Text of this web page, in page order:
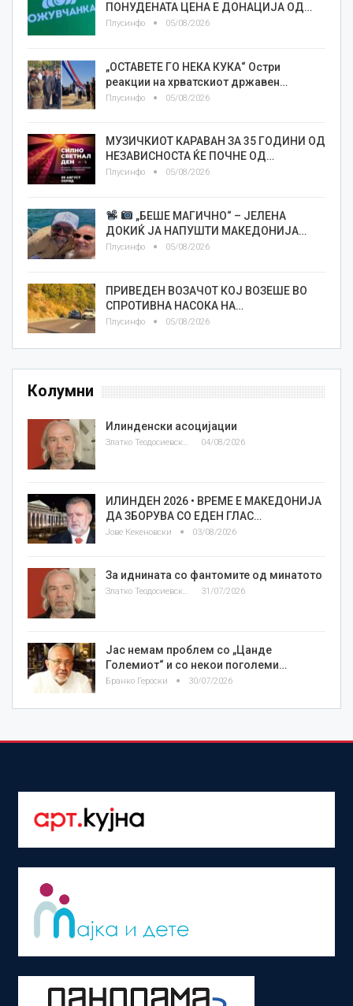
ПОНУДЕНАТА ЦЕНА Е ДОНАЦИЈА ОД…
Плусинфо 05/08/2026
„ОСТАВЕТЕ ГО НЕКА КУКА“ Остри
реакции на хрватскиот државен…
Плусинфо 05/08/2026
МУЗИЧКИОТ КАРАВАН ЗА 35 ГОДИНИ ОД
НЕЗАВИСНОСТА ЌЕ ПОЧНЕ ОД…
Плусинфо 05/08/2026
„БЕШЕ МАГИЧНО“ – ЈЕЛЕНА
ДОКИЌ ЈА НАПУШТИ МАКЕДОНИЈА…
Плусинфо 05/08/2026
ПРИВЕДЕН ВОЗАЧОТ КОЈ ВОЗЕШЕ ВО
СПРОТИВНА НАСОКА НА…
Плусинфо 05/08/2026
Колумни
Илинденски асоцијации
Златко Теодосиевски 04/08/2026
ИЛИНДЕН 2026 • ВРЕМЕ Е МАКЕДОНИЈА
ДА ЗБОРУВА СО ЕДЕН ГЛАС…
Јове Кекеновски 03/08/2026
За иднината со фантомите од минатото
Златко Теодосиевски 31/07/2026
Јас немам проблем со „Цанде
Големиот“ и со некои поголеми…
Бранко Героски 30/07/2026